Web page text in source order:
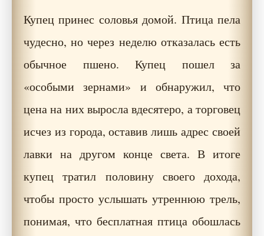
Купец принес соловья домой. Птица пела
чудесно, но через неделю отказалась есть
обычное пшено. Купец пошел за
«особыми зернами» и обнаружил, что
цена на них выросла вдесятеро, а торговец
исчез из города, оставив лишь адрес своей
лавки на другом конце света. В итоге
купец тратил половину своего дохода,
чтобы просто услышать утреннюю трель,
понимая, что бесплатная птица обошлась